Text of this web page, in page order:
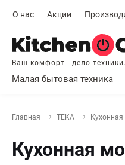
О нас Акции
Ваш комфорт - дело техники.
Малая бытовая техника
Главная TEKA Кухонная
Кухонная